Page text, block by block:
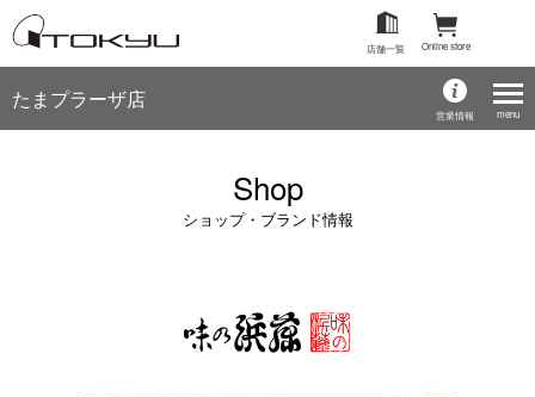
Online store
店舗一覧
たまプラーザ店
営業情報
Shop
ショップ・ブランド情報
menu